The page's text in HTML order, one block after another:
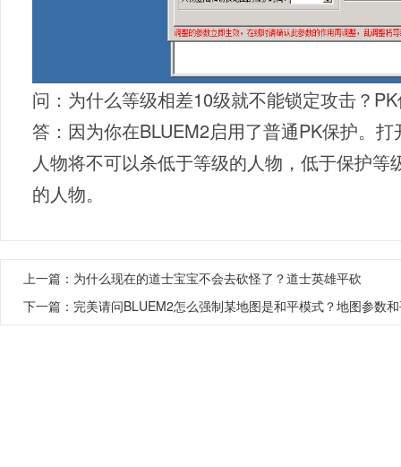
问：为什么等级相差10级就不能锁定攻击？
答：因为你在BLUEM2启用了普通PK保护。
人物将不可以杀低于等级的人物，低于保护
的人物。
上一篇： 为什么现在的道士宝宝不会去砍怪了？道士英雄平砍
下一篇： 完美请问BLUEM2怎么强制某地图是和平模式？地图参数